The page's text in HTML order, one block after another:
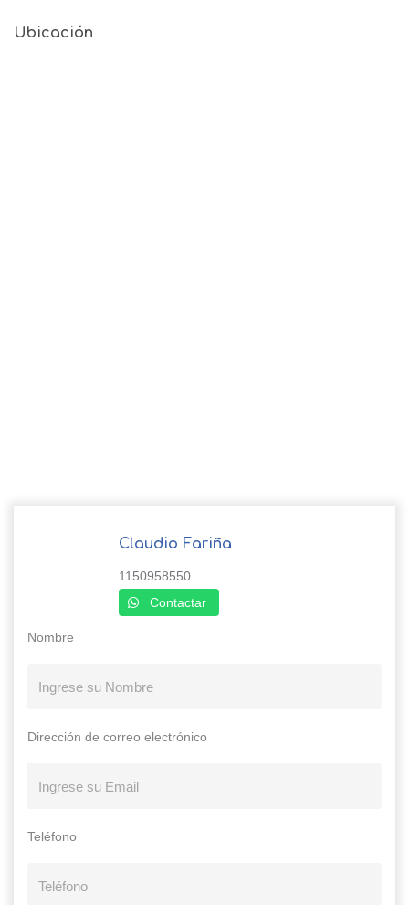
Ubicación
Claudio Fariña
1150958550
Contactar
Nombre
Dirección de correo electrónico
Teléfono